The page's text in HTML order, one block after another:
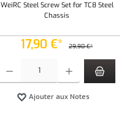
WeiRC Steel Screw Set for TC8 Steel
Chassis
17,90 €* 29,90 €*
Ajouter aux Notes